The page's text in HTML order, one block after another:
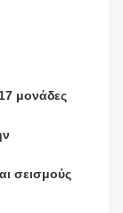
μονάδες
σεισμούς